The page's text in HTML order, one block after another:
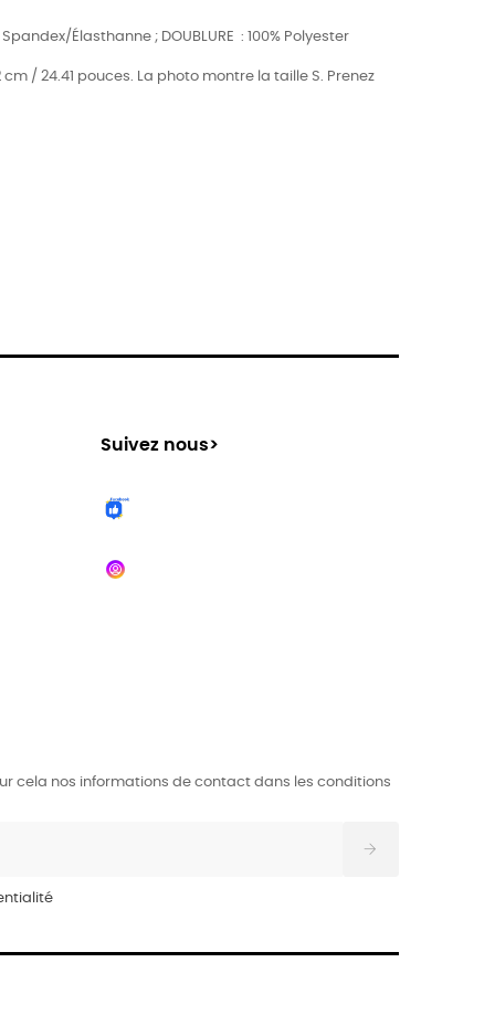
Élasthanne ; DOUBLURE : 100% Polyester
/ 24.41 pouces. La photo montre la taille S. Prenez
Suivez nous>
cela nos informations de contact dans les conditions